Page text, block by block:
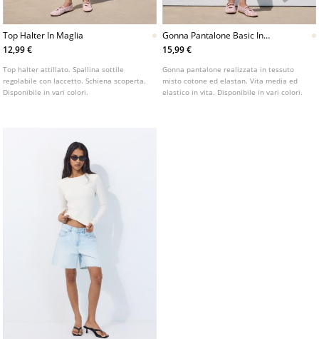
Top Halter In Maglia
12,99 €
Top halter attillato. Spallina sottile
regolabile con laccetto. Schiena scoperta.
Disponibile in vari colori.
Gonna Pantalone Basic In
Maglia
15,99 €
Gonna pantalone realizzata in tessuto
misto cotone ed elastan. Vita media ed
elastico in vita. Disponibile in vari colori.